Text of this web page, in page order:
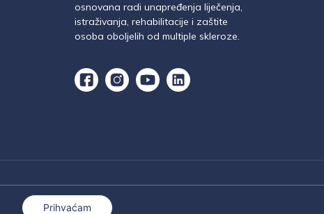
osnovana radi unapređenja liječenja,
istraživanja, rehabilitacije i zaštite
osoba oboljelih od multiple skleroze.
Prihvaćam